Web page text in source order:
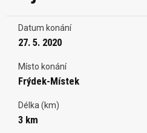
Datum konání
27. 5. 2020
Místo konání
Frýdek-Místek
Délka (km)
3 km